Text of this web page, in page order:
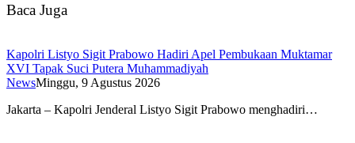
Baca Juga
Kapolri Listyo Sigit Prabowo Hadiri Apel Pembukaan Muktamar
XVI Tapak Suci Putera Muhammadiyah
NewsMinggu, 9 Agustus 2026
Jakarta – Kapolri Jenderal Listyo Sigit Prabowo menghadiri…